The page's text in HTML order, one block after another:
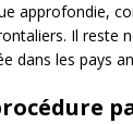
approfondie,
Il reste
dans les pays